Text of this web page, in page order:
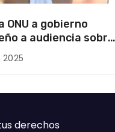
ONU a gobierno
a audiencia sobre
forzada en la
2025
derechos